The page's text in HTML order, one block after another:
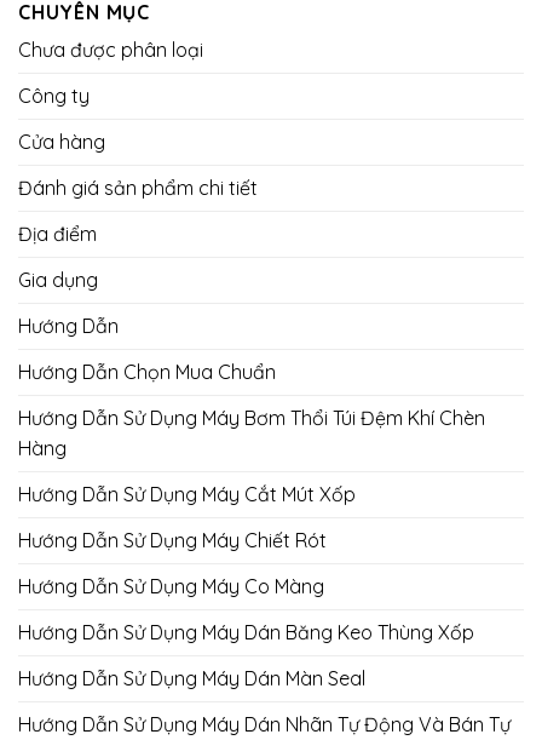
CHUYÊN MỤC
Chưa được phân loại
Công ty
Cửa hàng
Đánh giá sản phẩm chi tiết
Địa điểm
Gia dụng
Hướng Dẫn
Hướng Dẫn Chọn Mua Chuẩn
Hướng Dẫn Sử Dụng Máy Bơm Thổi Túi Đệm Khí Chèn
Hàng
Hướng Dẫn Sử Dụng Máy Cắt Mút Xốp
Hướng Dẫn Sử Dụng Máy Chiết Rót
Hướng Dẫn Sử Dụng Máy Co Màng
Hướng Dẫn Sử Dụng Máy Dán Băng Keo Thùng Xốp
Hướng Dẫn Sử Dụng Máy Dán Màn Seal
Hướng Dẫn Sử Dụng Máy Dán Nhãn Tự Động Và Bán Tự